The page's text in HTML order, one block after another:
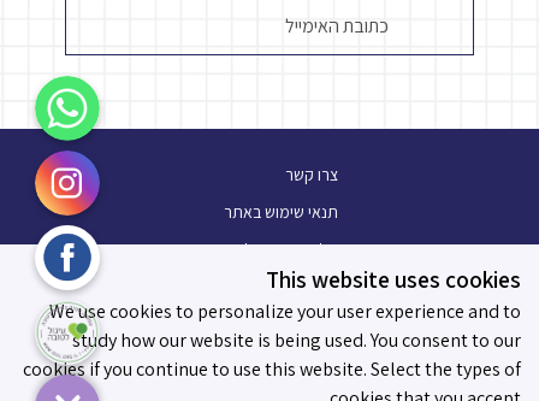
צרו קשר
תנאי שימוש באתר
מלגת עתיד פלוס
בלוג
תו מידות לאפקטיביות
This website uses cookies
We use cookies to personalize your user experience and to
study how our website is being used. You consent to our
cookies if you continue to use this website. Select the types of
WhatsApp
Instagram
Facebook
עיגול לטובה